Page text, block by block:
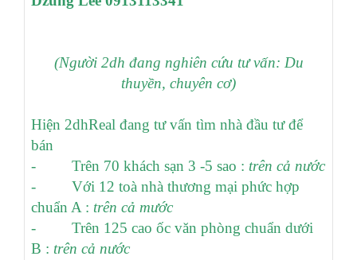
(Người 2dh đang nghiên cứu tư vấn: Du
thuyền, chuyên cơ)
Hiện 2dhReal đang tư vấn tìm nhà đầu tư để
bán
- Trên 70 khách sạn 3 -5 sao : trên cả nước
- Với 12 toà nhà thương mại phức hợp
chuẩn A : trên cả mước
- Trên 125 cao ốc văn phòng chuẩn dưới
B : trên cả nước